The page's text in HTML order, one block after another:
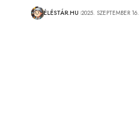
ÉLÉSTÁR.HU 2025. SZEPTEMBER 16.